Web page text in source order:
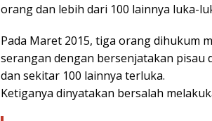
orang dan lebih dari 100 lainnya luka-
Pada Maret 2015, tiga orang dihukum
serangan dengan bersenjatakan pisau
dan sekitar 100 lainnya terluka.
Ketiganya dinyatakan bersalah